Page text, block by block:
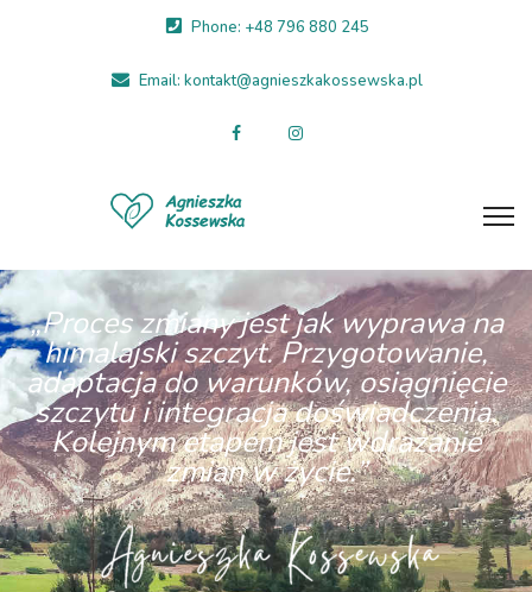
Phone: +48 796 880 245
Email: kontakt@agnieszkakossewska.pl
„Proces zmiany jest jak wyprawa na
himalajski szczyt. Przygotowanie,
adaptacja do warunków, osiągnięcie
szczytu i integracja doświadczenia.
Kolejnym etapem jest wdrażanie
zmian w życie.”